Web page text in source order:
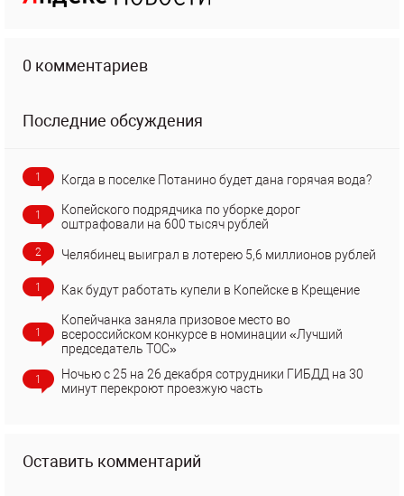
0 комментариев
Последние обсуждения
1 Когда в поселке Потанино будет дана горячая вода?
1
Копейского подрядчика по уборке дорог
оштрафовали на 600 тысяч рублей
2 Челябинец выиграл в лотерею 5,6 миллионов рублей
1 Как будут работать купели в Копейске в Крещение
1
Копейчанка заняла призовое место во
всероссийском конкурсе в номинации «Лучший
председатель ТОС»
1
Ночью с 25 на 26 декабря сотрудники ГИБДД на 30
минут перекроют проезжую часть
Оставить комментарий